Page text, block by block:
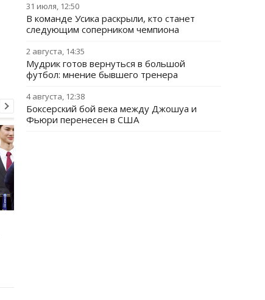
31 июля, 12:50
В команде Усика раскрыли, кто станет
следующим соперником чемпиона
2 августа, 14:35
Мудрик готов вернуться в большой
футбол: мнение бывшего тренера
4 августа, 12:38
Боксерский бой века между Джошуа и
Фьюри перенесен в США